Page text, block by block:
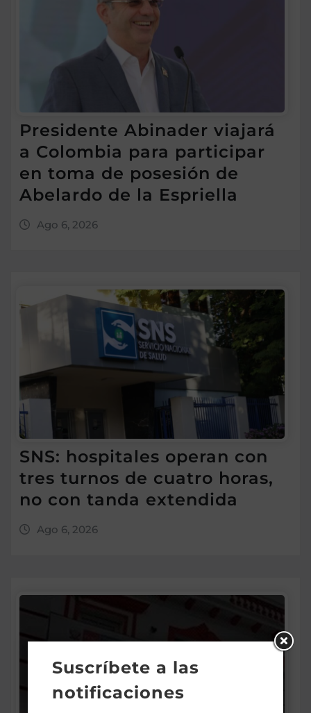
Presidente Abinader viajará
a Colombia para participar
en toma de posesión de
Abelardo de la Espriella
Ago 6, 2026
SNS: hospitales operan con
tres turnos de cuatro horas,
no con tanda extendida
Ago 6, 2026
Suscríbete a las
notificaciones